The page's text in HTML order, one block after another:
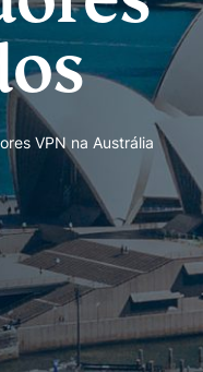
VPN na Austrália